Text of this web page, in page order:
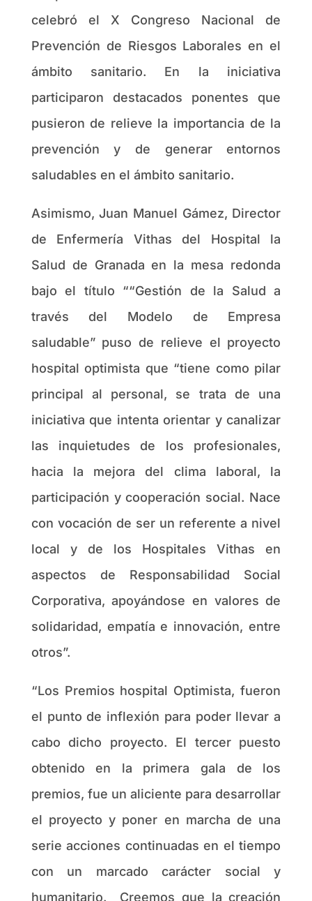
celebró el X Congreso Nacional de
Prevención de Riesgos Laborales en el
ámbito sanitario. En la iniciativa
participaron destacados ponentes que
pusieron de relieve la importancia de la
prevención y de generar entornos
saludables en el ámbito sanitario.
Asimismo, Juan Manuel Gámez, Director
de Enfermería Vithas del Hospital la
Salud de Granada en la mesa redonda
bajo el título ““Gestión de la Salud a
través del Modelo de Empresa
saludable” puso de relieve el proyecto
hospital optimista que “tiene como pilar
principal al personal, se trata de una
iniciativa que intenta orientar y canalizar
las inquietudes de los profesionales,
hacia la mejora del clima laboral, la
participación y cooperación social. Nace
con vocación de ser un referente a nivel
local y de los Hospitales Vithas en
aspectos de Responsabilidad Social
Corporativa, apoyándose en valores de
solidaridad, empatía e innovación, entre
otros”.
“Los Premios hospital Optimista, fueron
el punto de inflexión para poder llevar a
cabo dicho proyecto. El tercer puesto
obtenido en la primera gala de los
premios, fue un aliciente para desarrollar
el proyecto y poner en marcha de una
serie acciones continuadas en el tiempo
con un marcado carácter social y
humanitario. Creemos que la creación